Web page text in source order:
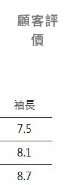
顧客評
價